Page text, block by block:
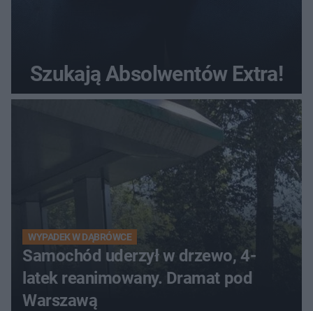
Szukają Absolwentów Extra!
WYPADEK W DĄBRÓWCE
Samochód uderzył w drzewo, 4-
latek reanimowany. Dramat pod
Warszawą